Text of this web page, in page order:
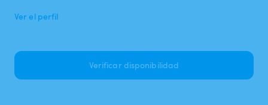
Ver el perfil
Verificar disponibilidad